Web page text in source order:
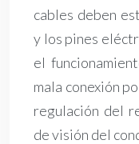
cables deben
y los pines
el
mala conexión
regulación del
de visión del